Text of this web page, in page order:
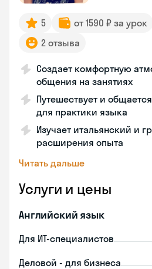
5 от 1590 ₽ за урок
2 отзыва
Создает комфортную
общения на занятиях
Путешествует и
для практики языка
Изучает итальянский и
расширения опыта
Читать дальше
Услуги и цены
Английский язык
Для ИТ-специалистов
Деловой - для бизнеса